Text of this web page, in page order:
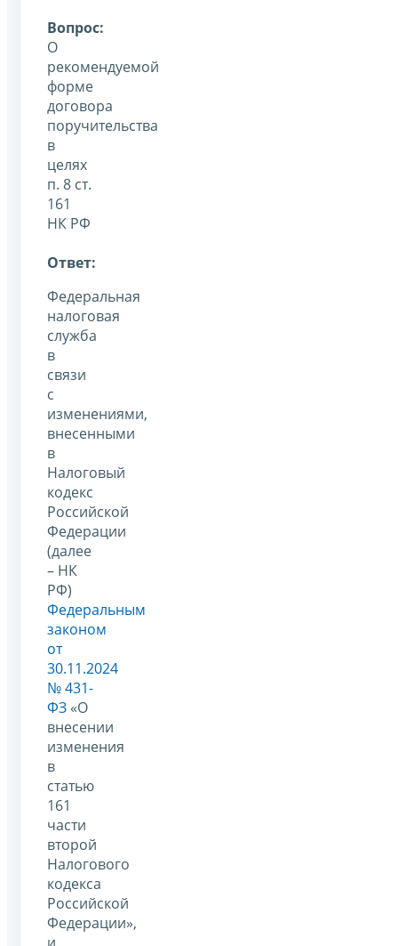
Вопрос:
О
рекомендуемой
форме
договора
поручительства
в
целях
п. 8 ст.
161
НК РФ
Ответ:
Федеральная
налоговая
служба
в
связи
с
изменениями,
внесенными
в
Налоговый
кодекс
Российской
Федерации
(далее
– НК
РФ)
Федеральным
законом
от
30.11.2024
№ 431-
ФЗ «О
внесении
изменения
в
статью
161
части
второй
Налогового
кодекса
Российской
Федерации»,